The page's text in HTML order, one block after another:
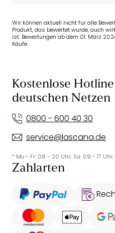
Wir können aktuell nicht für alle
Produkt, das bewertet wurde, auch
ist. Bewertungen ab dem 01. März
Käufe.
Kostenlose
deutschen Netzen
0800 - 600 40 30
service@lascana.de
* Mo - Fr: 08 - 20 Uhr; Sa: 09 - 17 Uhr;
Zahlarten